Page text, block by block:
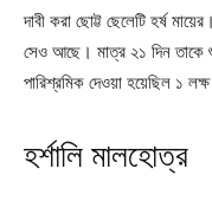
দাবী করা ছোট্ট ছেলেটি হর্ষ
সেও আছে। মাত্র ২১ দিন তাকে
পারিশ্রমিক দেওয়া হয়েছিল ১
হর্শালি মালহোত্র